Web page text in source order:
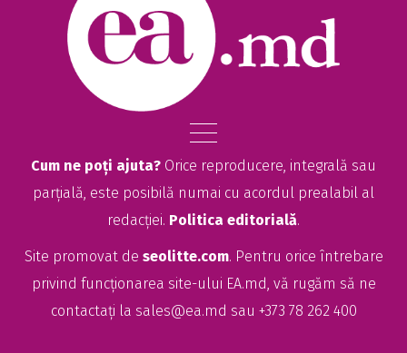
Cum ne poți ajuta? Orice reproducere, integrală sau
parțială, este posibilă numai cu acordul prealabil al
redacției. Politica editorială.
Site promovat de seolitte.com. Pentru orice întrebare
privind funcționarea site-ului EA.md, vă rugăm să ne
contactați la sales@ea.md sau +373 78 262 400